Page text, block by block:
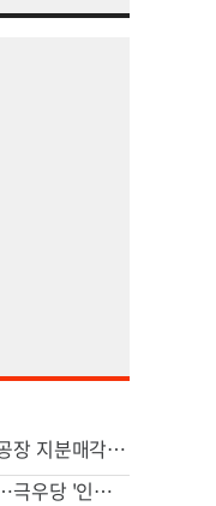
"SK하이닉스, 중국 충칭 패키징공장 지분매각 등 검토"
영국왕도 '백인 영국인' 아니다?…극우당 '인종분류' 논란